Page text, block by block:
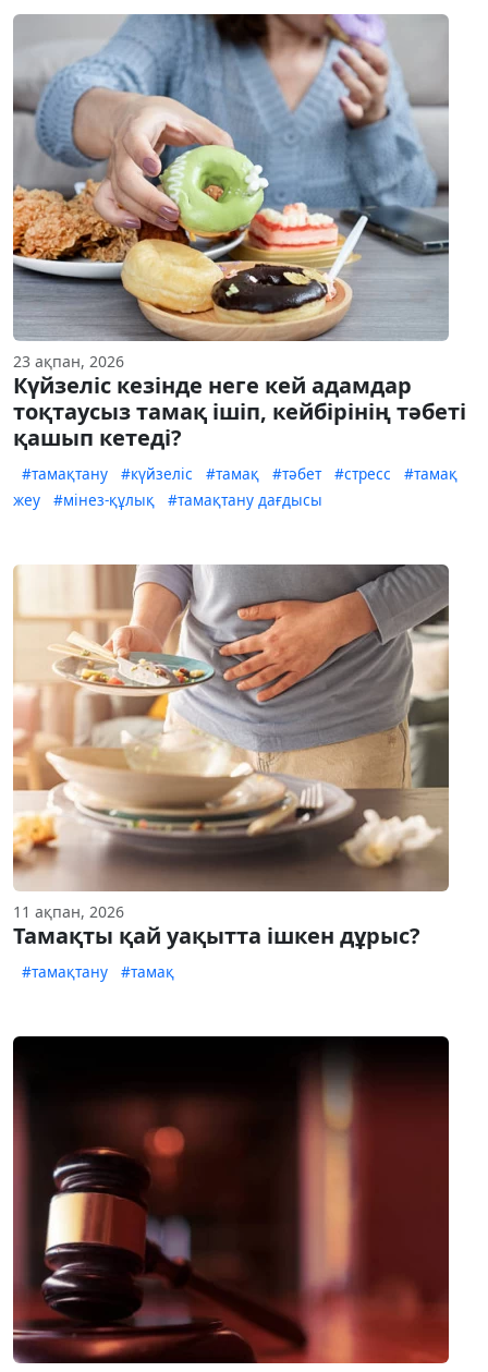
23 ақпан, 2026
Күйзеліс кезінде неге кей адамдар
тоқтаусыз тамақ ішіп, кейбірінің тәбеті
қашып кетеді?
#тамақтану #күйзеліс #тамақ #тәбет #стресс
#тамақ
жеу
#мінез-құлық #тамақтану дағдысы
11 ақпан, 2026
Тамақты қай уақытта ішкен дұрыс?
#тамақтану #тамақ